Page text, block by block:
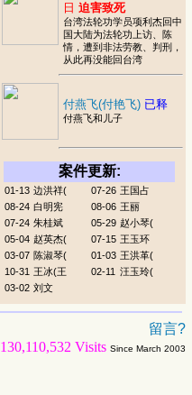
日 迫害致死
台湾法轮功学员项利杰回中
国大陆为法轮功上访、陈
情，遭到非法劳教、判刑，
从此再没能回台湾
付燕飞(付艳飞) 已释
付燕飞和儿子
案件更新:
01-13 边洪祥( 07-26 王国占
08-24 白明宪 08-06 王丽
07-24 朱桂斌 05-29 赵小琴(
05-04 赵英杰( 07-15 王玉环
03-07 陈淑琴( 01-03 王洪革(
10-31 王冰(王 02-11 汪玉玲(
03-02 刘文
留言?
130,110,532 Visits Since March 2003